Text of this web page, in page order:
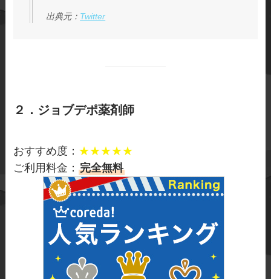
出典元： Twitter
２．ジョブデポ薬剤師
おすすめ度： ★★★★★
ご利用料金：完全無料